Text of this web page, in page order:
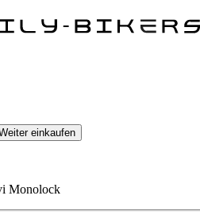
einkaufen
Monolock